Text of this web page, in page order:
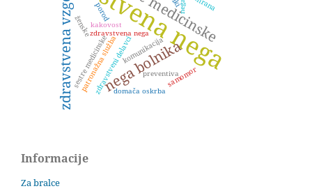
zdravstvena vzgoja nega bolnika
porod
kakovost
zdravstvena nega
zdravstveni delavcikomunikacija
ženske
sestre medicinske preventiva
domača oskrba
patronažna služba samomor
Informacije
Za bralce